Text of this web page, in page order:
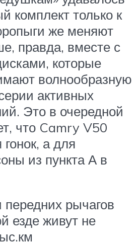
комплект только к
же меняют
правда, вместе с
которые
волнообразную
активных
Это в очередной
что Camry V50
а для
из пункта А в
рычагов
езде живут не